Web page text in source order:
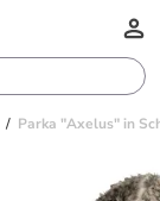
Parka "Axelus" in